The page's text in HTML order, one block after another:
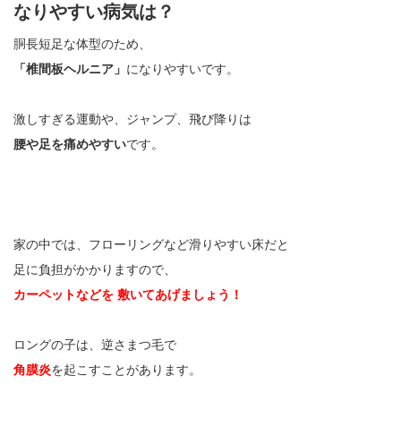
なりやすい病気は？
胴長短足な体型のため、
「椎間板ヘルニア」 になりやすいです。
激しすぎる運動や、ジャンプ、飛び降りは
腰や足を痛めやすいです。
家の中では、フローリングなど滑りやすい床だと
足に負担がかかりますので、
カーペットなどを 敷いてあげましょう！
ロングの子は、逆さまつ毛で
角膜炎を起こすことがあります。